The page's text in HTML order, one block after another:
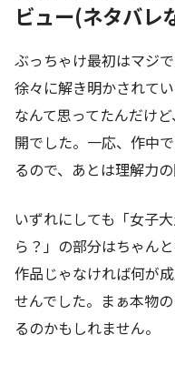
ビュー(ネタバレ
ぶっちゃけ最初はマジ
徐々に解き明かされて
なんて思ってたんだけ
開でした。一応、作中
るので、あとは理解力
いずれにしても「女子
ら？」の部分はちゃん
作品じゃなければ何が
せんでした。まぁ本物
るのかもしれません。